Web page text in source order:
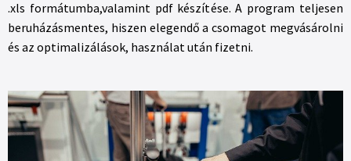
.xls formátumba,valamint pdf készítése. A program teljesen
beruházásmentes, hiszen elegendő a csomagot megvásárolni
és az optimalizálások, használat után fizetni.